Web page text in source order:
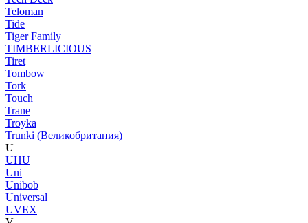
Teloman
Tide
Tiger Family
TIMBERLICIOUS
Tiret
Tombow
Tork
Touch
Trane
Troyka
Trunki (Великобритания)
U
UHU
Uni
Unibob
Universal
UVEX